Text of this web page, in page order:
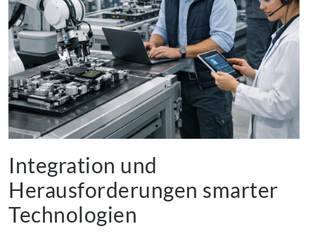
Integration und
Herausforderungen smarter
Technologien